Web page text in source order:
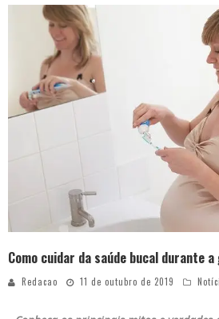
Como cuidar da saúde bucal durante
Redacao 11 de outubro de 2019